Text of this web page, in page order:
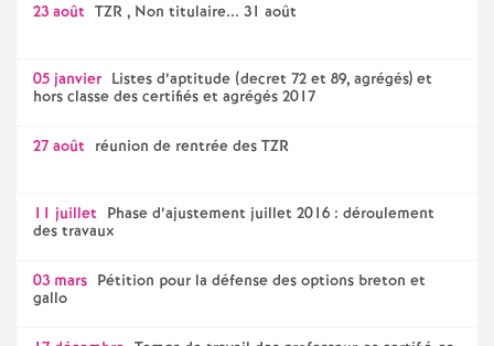
23 août TZR , Non titulaire... 31 août
05 janvier Listes d’aptitude (decret 72 et 89, agrégés) et
hors classe des certifiés et agrégés 2017
27 août réunion de rentrée des TZR
11 juillet Phase d’ajustement juillet 2016 : déroulement
des travaux
03 mars Pétition pour la défense des options breton et
gallo